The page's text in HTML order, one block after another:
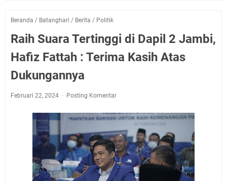
Beranda / Batanghari / Berita / Politik
Raih Suara Tertinggi di Dapil 2 Jambi,
Hafiz Fattah : Terima Kasih Atas
Dukungannya
Februari 22, 2024 Posting Komentar